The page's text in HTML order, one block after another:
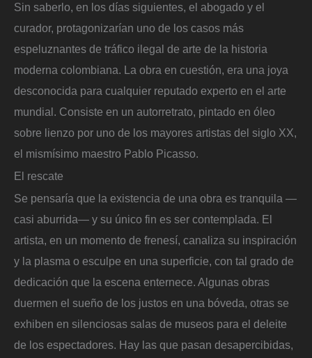
Sin saberlo, en los días siguientes, el abogado y el
curador, protagonizarían uno de los casos más
espeluznantes de tráfico ilegal de arte de la historia
moderna colombiana. La obra en cuestión, era una joya
desconocida para cualquier reputado experto en el arte
mundial. Consiste en un autorretrato, pintado en óleo
sobre lienzo por uno de los mayores artistas del siglo XX,
el mismísimo maestro Pablo Picasso.
El rescate
Se pensaría que la existencia de una obra es tranquila —
casi aburrida— y su único fin es ser contemplada. El
artista, en un momento de frenesí, canaliza su inspiración
y la plasma o esculpe en una superficie, con tal grado de
dedicación que la escena enternece. Algunas obras
duermen el sueño de los justos en una bóveda, otras se
exhiben en silenciosas salas de museos para el deleite
de los espectadores. Hay las que pasan desapercibidas,